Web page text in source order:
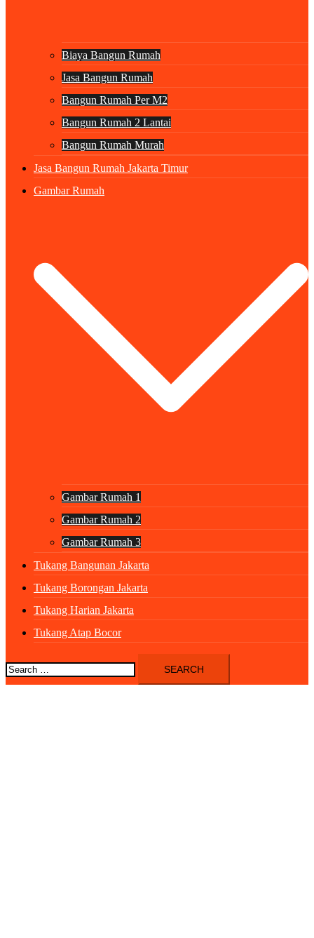
Biaya Bangun Rumah
Jasa Bangun Rumah
Bangun Rumah Per M2
Bangun Rumah 2 Lantai
Bangun Rumah Murah
Jasa Bangun Rumah Jakarta Timur
Gambar Rumah
Gambar Rumah 1
Gambar Rumah 2
Gambar Rumah 3
Tukang Bangunan Jakarta
Tukang Borongan Jakarta
Tukang Harian Jakarta
Tukang Atap Bocor
Search
for: